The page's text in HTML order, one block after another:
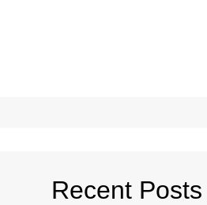
Recent Posts